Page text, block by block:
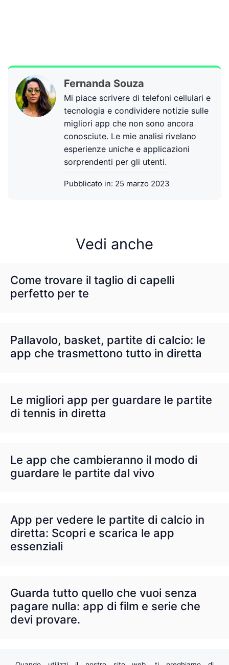
Fernanda Souza
Mi piace scrivere di telefoni cellulari e
tecnologia e condividere notizie sulle
migliori app che non sono ancora
conosciute. Le mie analisi rivelano
esperienze uniche e applicazioni
sorprendenti per gli utenti.
Pubblicato in: 25 marzo 2023
Vedi anche
Come trovare il taglio di capelli
perfetto per te
Pallavolo, basket, partite di calcio: le
app che trasmettono tutto in diretta
Le migliori app per guardare le partite
di tennis in diretta
Le app che cambieranno il modo di
guardare le partite dal vivo
App per vedere le partite di calcio in
diretta: Scopri e scarica le app
essenziali
Guarda tutto quello che vuoi senza
pagare nulla: app di film e serie che
devi provare.